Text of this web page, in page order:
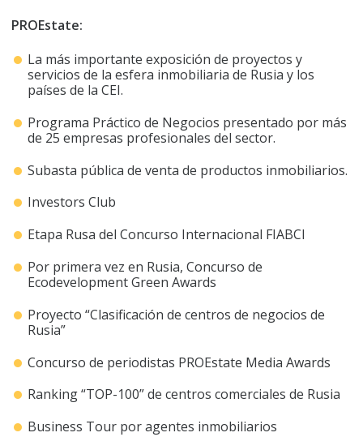
PROEstate:
La más importante exposición de proyectos y
servicios de la esfera inmobiliaria de Rusia y los
países de la CEI.
Programa Práctico de Negocios presentado por más
de 25 empresas profesionales del sector.
Subasta pública de venta de productos inmobiliarios.
Investors Club
Etapa Rusa del Concurso Internacional FIABCI
Por primera vez en Rusia, Concurso de
Ecodevelopment Green Awards
Proyecto “Clasificación de centros de negocios de
Rusia”
Concurso de periodistas PROEstate Media Awards
Ranking “TOP-100” de centros comerciales de Rusia
Business Tour por agentes inmobiliarios